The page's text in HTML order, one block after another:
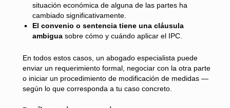
situación económica de alguna de las partes ha
cambiado significativamente.
El convenio o sentencia tiene una cláusula
ambigua sobre cómo y cuándo aplicar el IPC.
En todos estos casos, un abogado especialista puede
enviar un requerimiento formal, negociar con la otra parte
o iniciar un procedimiento de modificación de medidas —
según lo que corresponda a tu caso concreto.